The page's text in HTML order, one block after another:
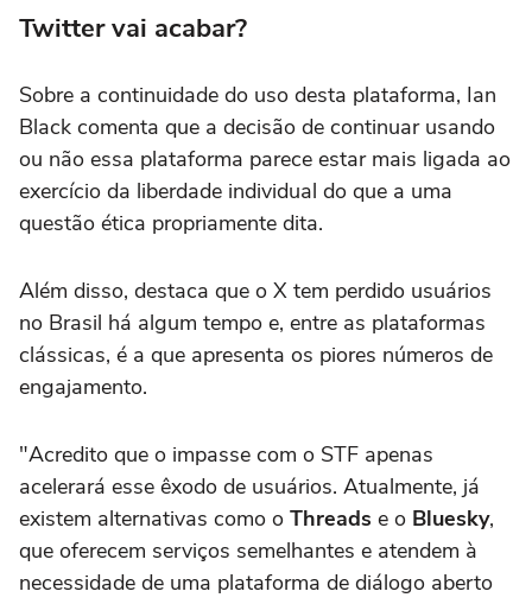
Twitter vai acabar?
Sobre a continuidade do uso desta plataforma, Ian
Black comenta que a decisão de continuar usando
ou não essa plataforma parece estar mais ligada ao
exercício da liberdade individual do que a uma
questão ética propriamente dita.
Além disso, destaca que o X tem perdido usuários
no Brasil há algum tempo e, entre as plataformas
clássicas, é a que apresenta os piores números de
engajamento.
"Acredito que o impasse com o STF apenas
acelerará esse êxodo de usuários. Atualmente, já
existem alternativas como o Threads e o Bluesky,
que oferecem serviços semelhantes e atendem à
necessidade de uma plataforma de diálogo aberto